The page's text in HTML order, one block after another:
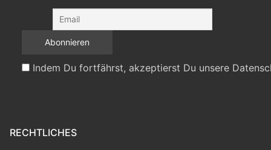
Indem Du fortfährst, akzeptierst Du unsere
RECHTLICHES